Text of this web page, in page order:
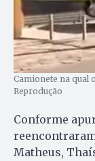
Camionete na qual
Reprodução
Conforme
Matheus,